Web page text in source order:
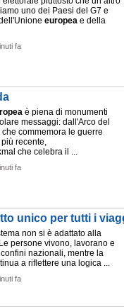
uno dei Paesi del G7 e
europea e della
fa
è piena di monumenti
messaggi: dall'Arco del
commemora le guerre
recente,
che celebra il ...
fa
unico per tutti i
non si è adattato alla
persone vivono, lavorano e
nazionali, mentre la
a riflettere una logica ...
fa